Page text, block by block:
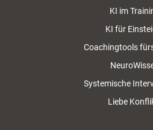
KI im
KI für
Coachingtools
Systemische
Liebe